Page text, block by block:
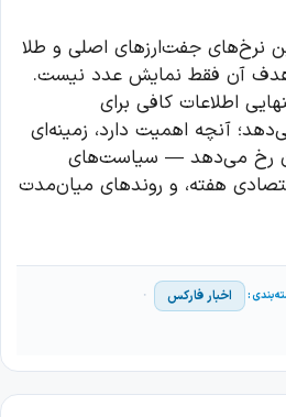
نرخ‌های جفت‌ارزهای اصلی و طلا
هدف آن فقط نمایش عدد نیست.
اطلاعات کافی برای
آنچه اهمیت دارد، زمینه‌ای
رخ می‌دهد — سیاست‌های
هفته، و روندهای میان‌مدت
اخبار فارکس